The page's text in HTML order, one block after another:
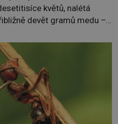
květů, nalétá
devět gramů medu –
spojí s dalšími desítkami
vznikne jeden z
[…]